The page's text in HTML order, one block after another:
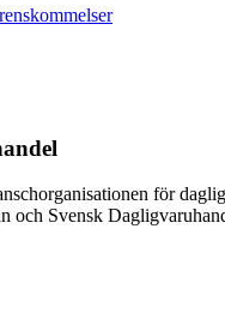
för
och Svensk